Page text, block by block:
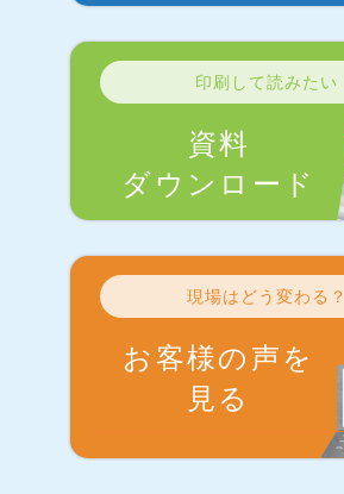
印刷して読みたい
資料
ダウンロード
現場はどう変わる？
お客様の声を
見る